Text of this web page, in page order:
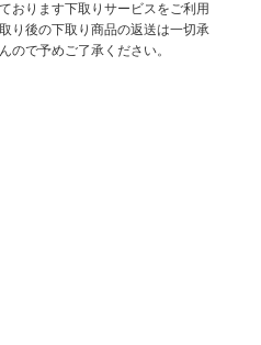
おります下取りサービスをご利用
り後の下取り商品の返送は一切承
ので予めご了承ください。